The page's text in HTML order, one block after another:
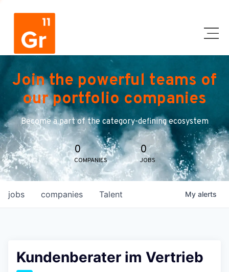
Join the powerful teams of
our portfolio companies
Become a part of the category-defining ecosystem
0
COMPANIES
0
JOBS
jobs companies Talent My alerts
Kundenberater im Vertrieb